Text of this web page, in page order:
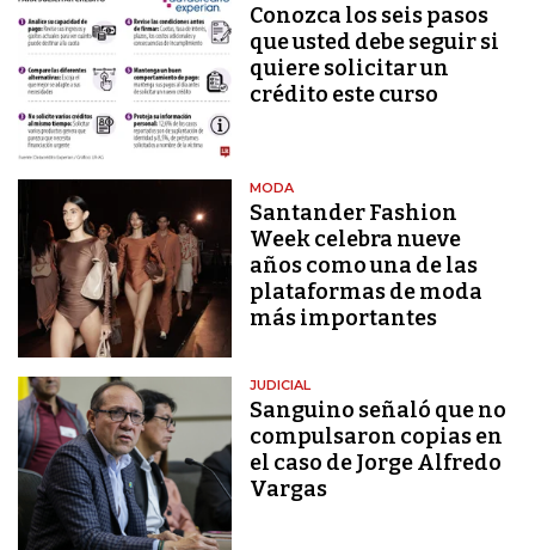
Conozca los seis pasos
que usted debe seguir si
quiere solicitar un
crédito este curso
MODA
Santander Fashion
Week celebra nueve
años como una de las
plataformas de moda
más importantes
JUDICIAL
Sanguino señaló que no
compulsaron copias en
el caso de Jorge Alfredo
Vargas